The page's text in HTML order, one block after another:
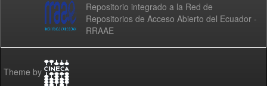
Repositorio integrado a la Red de
Repositorios de Acceso Abierto del Ecuador -
RRAAE
Theme by